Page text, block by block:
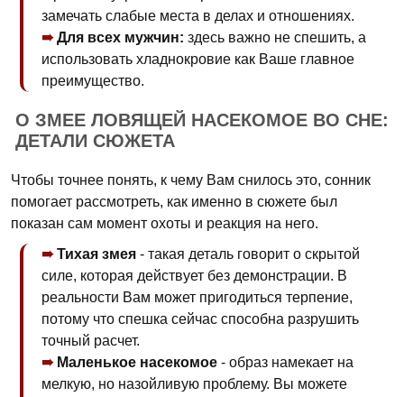
замечать слабые места в делах и отношениях.
Для всех мужчин: здесь важно не спешить, а
использовать хладнокровие как Ваше главное
преимущество.
О ЗМЕЕ ЛОВЯЩЕЙ НАСЕКОМОЕ ВО СНЕ:
ДЕТАЛИ СЮЖЕТА
Чтобы точнее понять, к чему Вам снилось это, сонник
помогает рассмотреть, как именно в сюжете был
показан сам момент охоты и реакция на него.
Тихая змея - такая деталь говорит о скрытой
силе, которая действует без демонстрации. В
реальности Вам может пригодиться терпение,
потому что спешка сейчас способна разрушить
точный расчет.
Маленькое насекомое - образ намекает на
мелкую, но назойливую проблему. Вы можете